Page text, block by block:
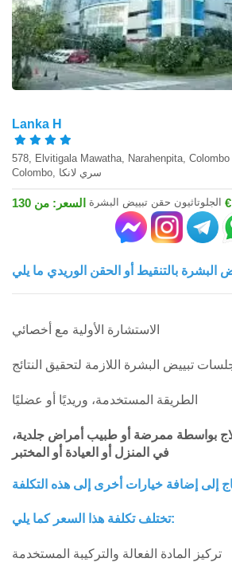
Lanka H
578, Elvitigala Mawatha, Narahenpita,
Colombo, سري لانكا
الجلوتاثيون حقن تبييض البشرة السعر: من 130 €
الاستشارة الأولية مع أخصائي
تبييض البشرة اللازمة لتحقيق النتائج
الطريقة المستخدمة، وريديًا أو عضليًا
بواسطة ممرضة أو طبيب أمراض جلدية،
في المنزل أو العيادة أو المختبر
تختلف تكلفة هذا السعر كما يلي:
تركيز المادة الفعالة والتركيبة المستخدمة